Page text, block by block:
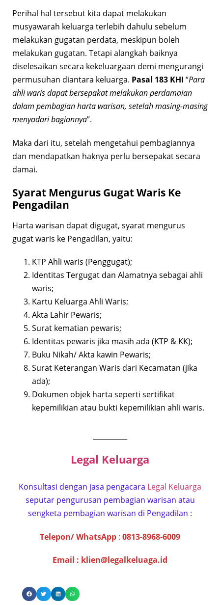
Perihal hal tersebut kita dapat melakukan
musyawarah keluarga terlebih dahulu sebelum
melakukan gugatan perdata, meskipun boleh
melakukan gugatan. Tetapi alangkah baiknya
diselesaikan secara kekeluargaan demi mengurangi
permusuhan diantara keluarga. Pasal 183 KHI “Para
ahli waris dapat bersepakat melakukan perdamaian
dalam pembagian harta warisan, setelah masing-masing
menyadari bagiannya”.
Maka dari itu, setelah mengetahui pembagiannya
dan mendapatkan haknya perlu bersepakat secara
damai.
Syarat Mengurus Gugat Waris Ke
Pengadilan
Harta warisan dapat digugat, syarat mengurus
gugat waris ke Pengadilan, yaitu:
KTP Ahli waris (Penggugat);
Identitas Tergugat dan Alamatnya sebagai ahli
waris;
Kartu Keluarga Ahli Waris;
Akta Lahir Pewaris;
Surat kematian pewaris;
Identitas pewaris jika masih ada (KTP & KK);
Buku Nikah/ Akta kawin Pewaris;
Surat Keterangan Waris dari Kecamatan (jika
ada);
Dokumen objek harta seperti sertifikat
kepemilikian atau bukti kepemilikian ahli waris.
Legal Keluarga
Konsultasi dengan jasa pengacara Legal Keluarga
seputar pengurusan pembagian warisan atau
sengketa pembagian warisan di Pengadilan :
Telepon/ WhatsApp : 0813-8968-6009
Email : klien@legalkeluaga.id